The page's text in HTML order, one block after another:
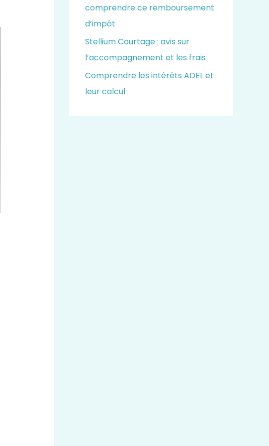
comprendre ce remboursement
d’impôt
Stellium Courtage : avis sur
l’accompagnement et les frais
Comprendre les intérêts ADEL et
leur calcul